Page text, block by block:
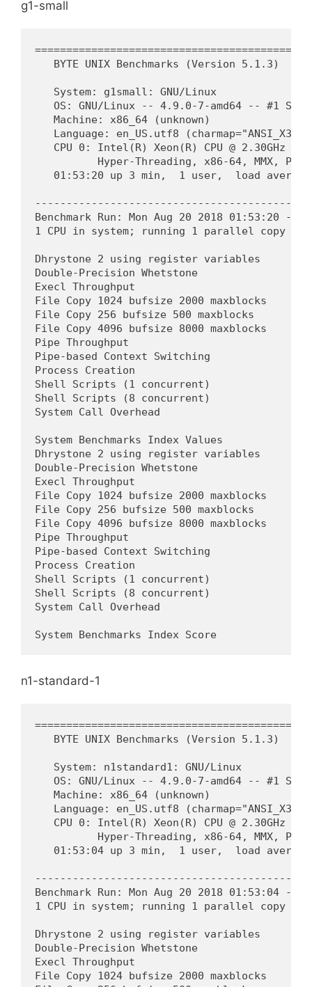
g1-small
   BYTE UNIX Benchmarks (Version 5.1.3)
   System: g1small: GNU/Linux
OS: GNU/Linux -- 4.9.0-7-amd64 -- #1 SMP
   Machine: x86_64 (unknown)
Language: en_US.utf8
CPU 0: Intel(R) Xeon(R) CPU @ 2.30GHz
Hyper-Threading, x86-64, MMX,
01:53:20 up 3 min,  1 user,  load
Benchmark Run: Mon Aug 20 2018 01:53:20 -
1 CPU in system; running 1 parallel copy of
Dhrystone 2 using register variables
Double-Precision Whetstone
Execl Throughput
File Copy 1024 bufsize 2000 maxblocks
File Copy 256 bufsize 500 maxblocks
File Copy 4096 bufsize 8000 maxblocks
Pipe Throughput
Pipe-based Context Switching
Process Creation
Shell Scripts (1 concurrent)
Shell Scripts (8 concurrent)
System Call Overhead
System Benchmarks Index Values
Dhrystone 2 using register variables
Double-Precision Whetstone
Execl Throughput
File Copy 1024 bufsize 2000 maxblocks
File Copy 256 bufsize 500 maxblocks
File Copy 4096 bufsize 8000 maxblocks
Pipe Throughput
Pipe-based Context Switching
Process Creation
Shell Scripts (1 concurrent)
Shell Scripts (8 concurrent)
System Call Overhead
System Benchmarks Index Score
n1-standard-1
   BYTE UNIX Benchmarks (Version 5.1.3)
   System: n1standard1: GNU/Linux
OS: GNU/Linux -- 4.9.0-7-amd64 -- #1 SMP
   Machine: x86_64 (unknown)
Language: en_US.utf8
CPU 0: Intel(R) Xeon(R) CPU @ 2.30GHz
Hyper-Threading, x86-64, MMX,
01:53:04 up 3 min,  1 user,  load
Benchmark Run: Mon Aug 20 2018 01:53:04 -
1 CPU in system; running 1 parallel copy of
Dhrystone 2 using register variables
Double-Precision Whetstone
Execl Throughput
File Copy 1024 bufsize 2000 maxblocks